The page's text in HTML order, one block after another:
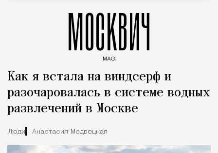
МОСКВИЧ
MAG
Как я встала на виндсерф и
разочаровалась в системе водных
развлечений в Москве
Люди Анастасия Медвецкая